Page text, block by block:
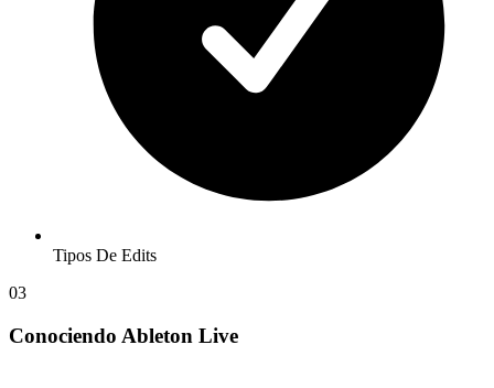
Tipos De Edits
03
Conociendo Ableton Live